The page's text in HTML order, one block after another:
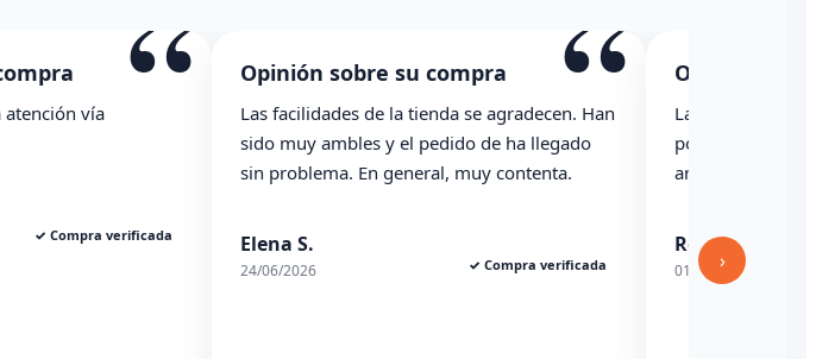
“
vía
✓ Compra verificada
“
Opinión sobre su compra
Las facilidades de la tienda se agradecen. Han
sido muy ambles y el pedido de ha llegado
sin problema. En general, muy contenta.
Elena S.
24/06/2026 ✓ Compra verificada
Opinión sobre
La caja ha llegado
podría haber
anterioridad
Rexesito
01/06/2026 ›